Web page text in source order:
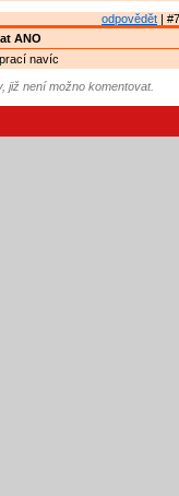
odpovědět |
ANO
navíc
již není možno komentovat.